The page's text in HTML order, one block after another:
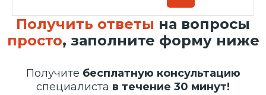
Получить ответы на вопросы
просто, заполните форму ниже
Получите бесплатную консультацию
специалиста в течение 30 минут!